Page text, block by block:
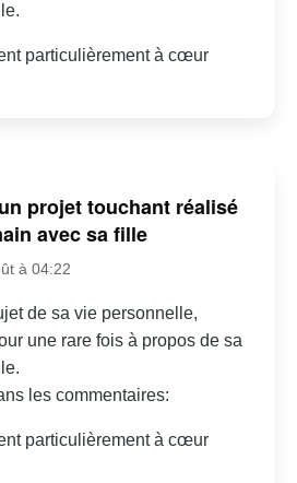
particulièrement à cœur
projet touchant réalisé
avec sa fille
à 04:22
de sa vie personnelle,
une rare fois à propos de sa
les commentaires:
particulièrement à cœur